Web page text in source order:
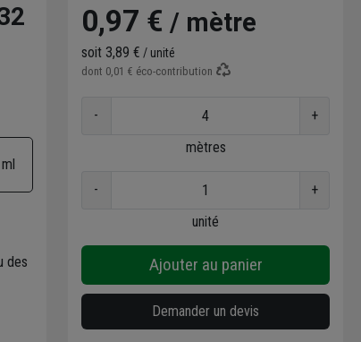
des
0,97 € / mètre
soit 3,89 € / unité
dont 0,01 € éco-contribution
-
+
mètres
-
+
unité
Ajouter au panier
Demander un devis